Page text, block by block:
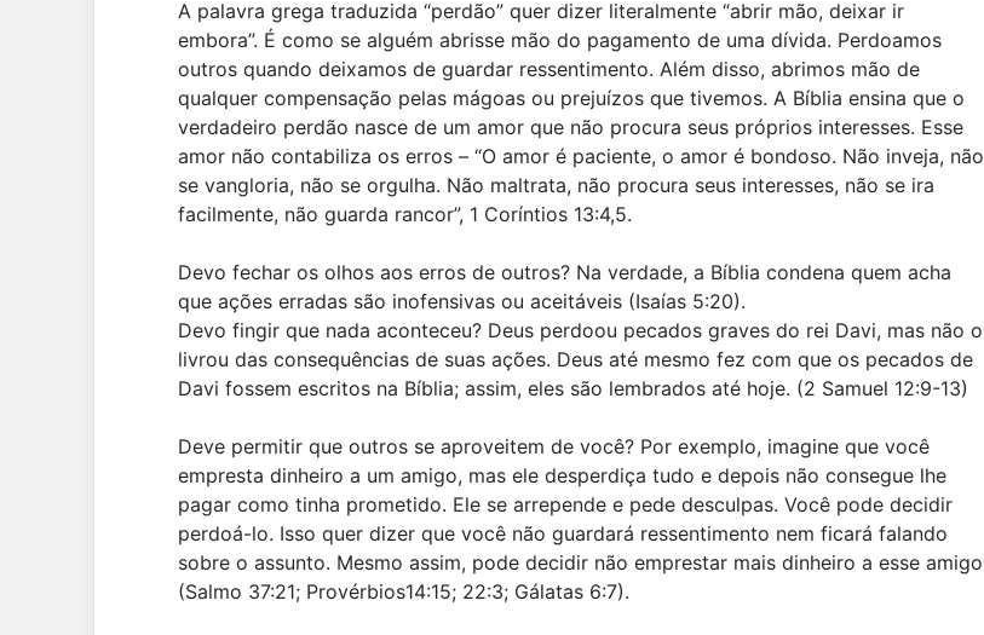
A palavra grega traduzida “perdão” quer dizer literalmente “abrir mão, deixar ir
embora”. É como se alguém abrisse mão do pagamento de uma dívida. Perdoamos
outros quando deixamos de guardar ressentimento. Além disso, abrimos mão de
qualquer compensação pelas mágoas ou prejuízos que tivemos. A Bíblia ensina que o
verdadeiro perdão nasce de um amor que não procura seus próprios interesses. Esse
amor não contabiliza os erros – “O amor é paciente, o amor é bondoso. Não inveja, não
se vangloria, não se orgulha. Não maltrata, não procura seus interesses, não se ira
facilmente, não guarda rancor”, 1 Coríntios 13:4,5.
Devo fechar os olhos aos erros de outros? Na verdade, a Bíblia condena quem acha
que ações erradas são inofensivas ou aceitáveis (Isaías 5:20).
Devo fingir que nada aconteceu? Deus perdoou pecados graves do rei Davi, mas não o
livrou das consequências de suas ações. Deus até mesmo fez com que os pecados de
Davi fossem escritos na Bíblia; assim, eles são lembrados até hoje. (2 Samuel 12:9-13)
Deve permitir que outros se aproveitem de você? Por exemplo, imagine que você
empresta dinheiro a um amigo, mas ele desperdiça tudo e depois não consegue lhe
pagar como tinha prometido. Ele se arrepende e pede desculpas. Você pode decidir
perdoá-lo. Isso quer dizer que você não guardará ressentimento nem ficará falando
sobre o assunto. Mesmo assim, pode decidir não emprestar mais dinheiro a esse amigo
(Salmo 37:21; Provérbios14:15; 22:3; Gálatas 6:7).